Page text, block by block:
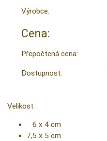
Výrobce:
Cena:
Přepočtená cena:
Dostupnost:
Velikost :
6 x 4 cm
7,5 x 5 cm